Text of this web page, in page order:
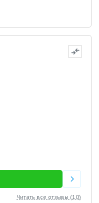
Читать все отзывы (10)